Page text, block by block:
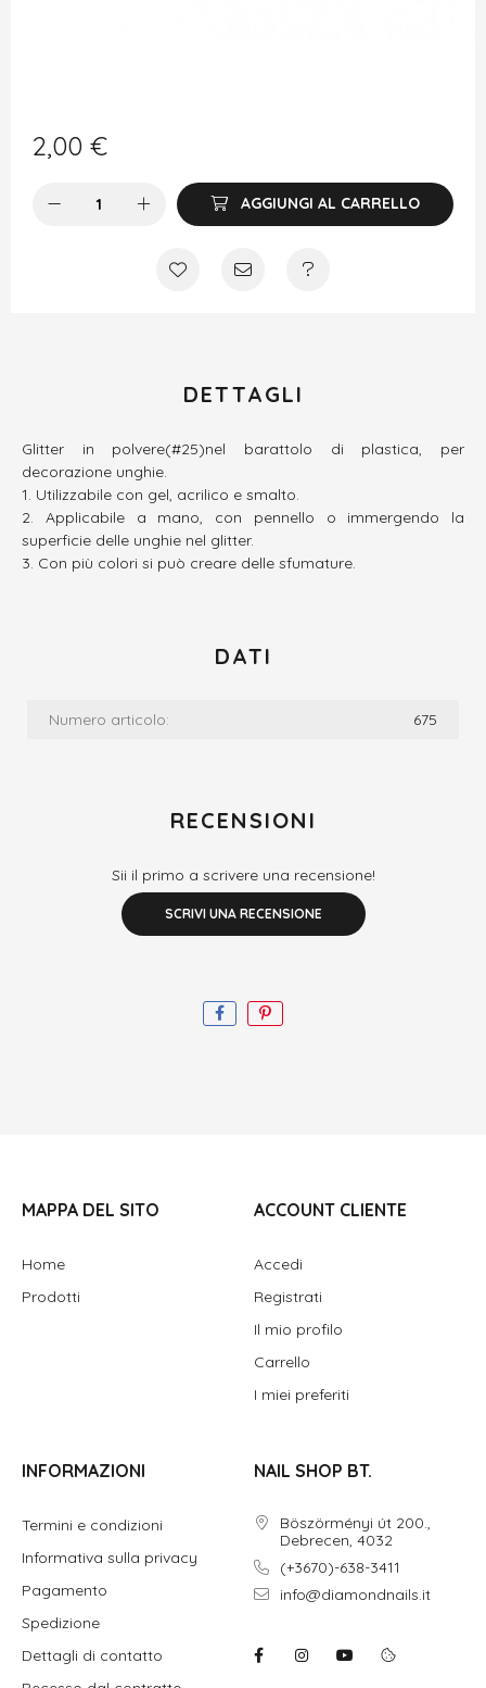
2,00 €
AGGIUNGI AL CARRELLO
DETTAGLI
Glitter in polvere(#25)nel barattolo di plastica, per
decorazione unghie.
Utilizzabile con gel, acrilico e smalto.
Applicabile a mano, con pennello o immergendo la
superficie delle unghie nel glitter.
Con più colori si può creare delle sfumature.
DATI
Numero articolo: 675
RECENSIONI
Sii il primo a scrivere una recensione!
SCRIVI UNA RECENSIONE
MAPPA DEL SITO
Home
Prodotti
ACCOUNT CLIENTE
Accedi
Registrati
Il mio profilo
Carrello
I miei preferiti
INFORMAZIONI
Termini e condizioni
Informativa sulla privacy
Pagamento
Spedizione
Dettagli di contatto
NAIL SHOP BT.
Böszörményi út 200.,
Debrecen, 4032
(+3670)-638-3411
info@diamondnails.it